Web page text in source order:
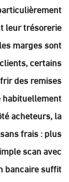
leur trésorerie
marges sont
certains
des remises
habituellement
acheteurs, la
frais : plus
scan avec
bancaire suffit.